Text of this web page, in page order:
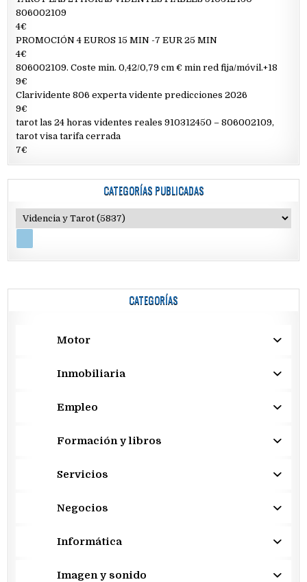
806002109
4€
PROMOCIÓN 4 EUROS 15 MIN -7 EUR 25 MIN
4€
806002109. Coste min. 0,42/0,79 cm € min red fija/móvil.+18
9€
Clarividente 806 experta vidente predicciones 2026
9€
tarot las 24 horas videntes reales 910312450 – 806002109,
tarot visa tarifa cerrada
7€
CATEGORÍAS PUBLICADAS
CATEGORÍAS
Motor
Inmobiliaria
Empleo
Formación y libros
Servicios
Negocios
Informática
Imagen y sonido